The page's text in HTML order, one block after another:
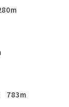
783m